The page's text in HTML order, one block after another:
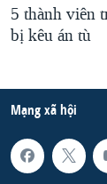
5 thành viên
bị kêu án tù
Mạng xã hội